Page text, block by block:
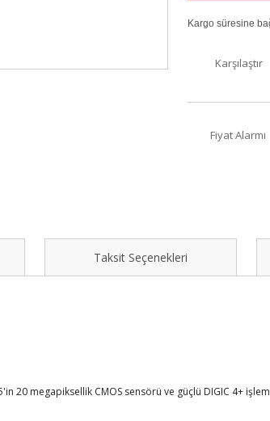
Kargo süresine
Karşılaştır
Fiyat Alarmı
Taksit Seçenekleri
20 megapiksellik CMOS sensörü ve güçlü DIGIC 4+